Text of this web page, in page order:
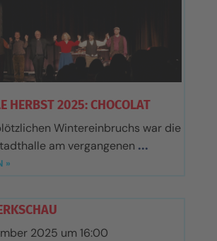
HERBST 2025: CHOCOLAT
Wintereinbruchs war die
am vergangenen
»
2025 um 16:00